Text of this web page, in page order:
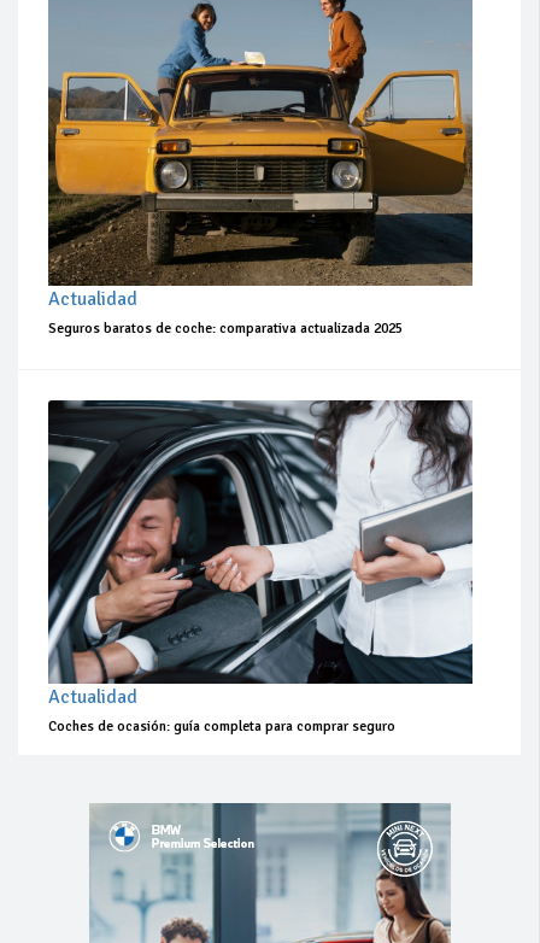
Actualidad
Seguros baratos de coche: comparativa actualizada 2025
Actualidad
Coches de ocasión: guía completa para comprar seguro